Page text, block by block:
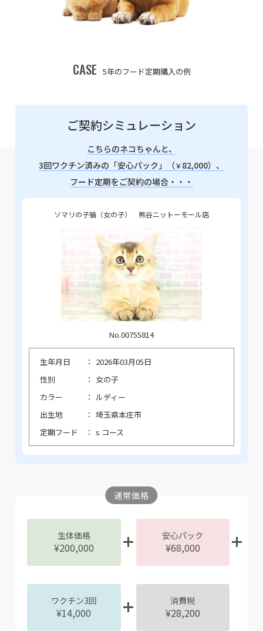
CASE 5年のフード定期購入の例
ご契約シミュレーション
こちらのネコちゃんと、
3回ワクチン済みの「安心パック」（￥82,000）、
フード定期をご契約の場合・・・
ソマリの子猫（女の子） 熊谷ニットーモール店
No.00755814
生年月日
2026年03月05日
性別
女の子
カラー
ルディー
出生地
埼玉県本庄市
定期フード
s コース
通常価格
生体価格
¥200,000
安心パック
¥68,000
ワクチン3回
¥14,000
消費税
¥28,200